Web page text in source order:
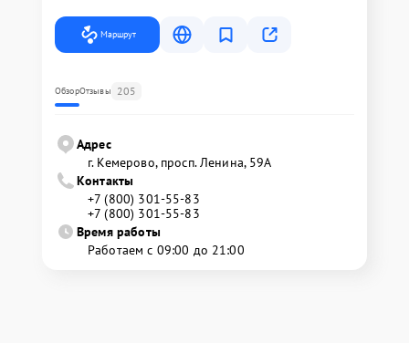
Маршрут
ОбзорОтзывы 205
Адрес
г. Кемерово, просп. Ленина, 59А
Контакты
+7 (800) 301-55-83
+7 (800) 301-55-83
Время работы
Работаем с 09:00 до 21:00